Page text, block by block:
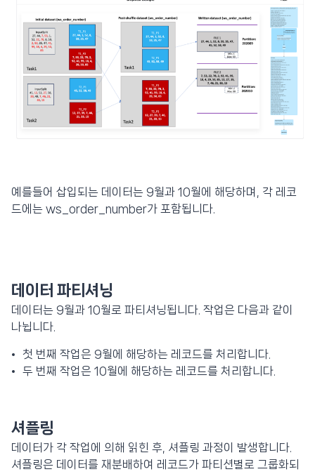
예를들어 삽입되는 데이터는 9월과 10월에 해당하며, 각 레코
드에는 ws_order_number가 포함됩니다.
데이터 파티셔닝
데이터는 9월과 10월로 파티셔닝됩니다. 작업은 다음과 같이
나뉩니다.
첫 번째 작업은 9월에 해당하는 레코드를 처리합니다.
두 번째 작업은 10월에 해당하는 레코드를 처리합니다.
셔플링
데이터가 각 작업에 의해 읽힌 후, 셔플링 과정이 발생합니다.
셔플링은 데이터를 재분배하여 레코드가 파티션별로 그룹화되